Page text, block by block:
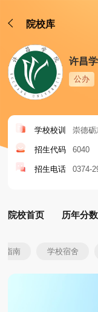
院校库
许昌
公办
学校校训 崇德砺
招生代码 6040
招生电话 0374-
院校首页 历年分数
指南 学校宿舍